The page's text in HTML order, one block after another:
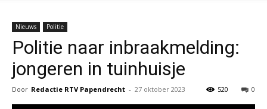
Nieuws Politie
Politie naar inbraakmelding:
jongeren in tuinhuisje
Door Redactie RTV Papendrecht - 27 oktober 2023 0
520